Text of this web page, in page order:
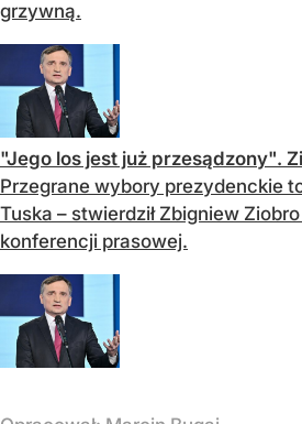
grzywną.
"Jego los jest już przesądzony".
Przegrane wybory prezydenckie
Tuska – stwierdził Zbigniew
konferencji prasowej.